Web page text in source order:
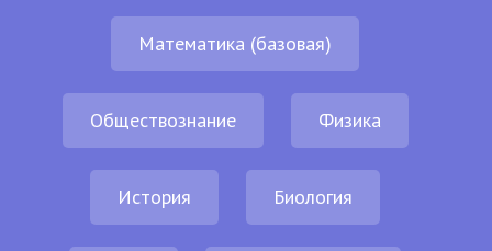
Математика (базовая)
Обществознание Физика
История Биология